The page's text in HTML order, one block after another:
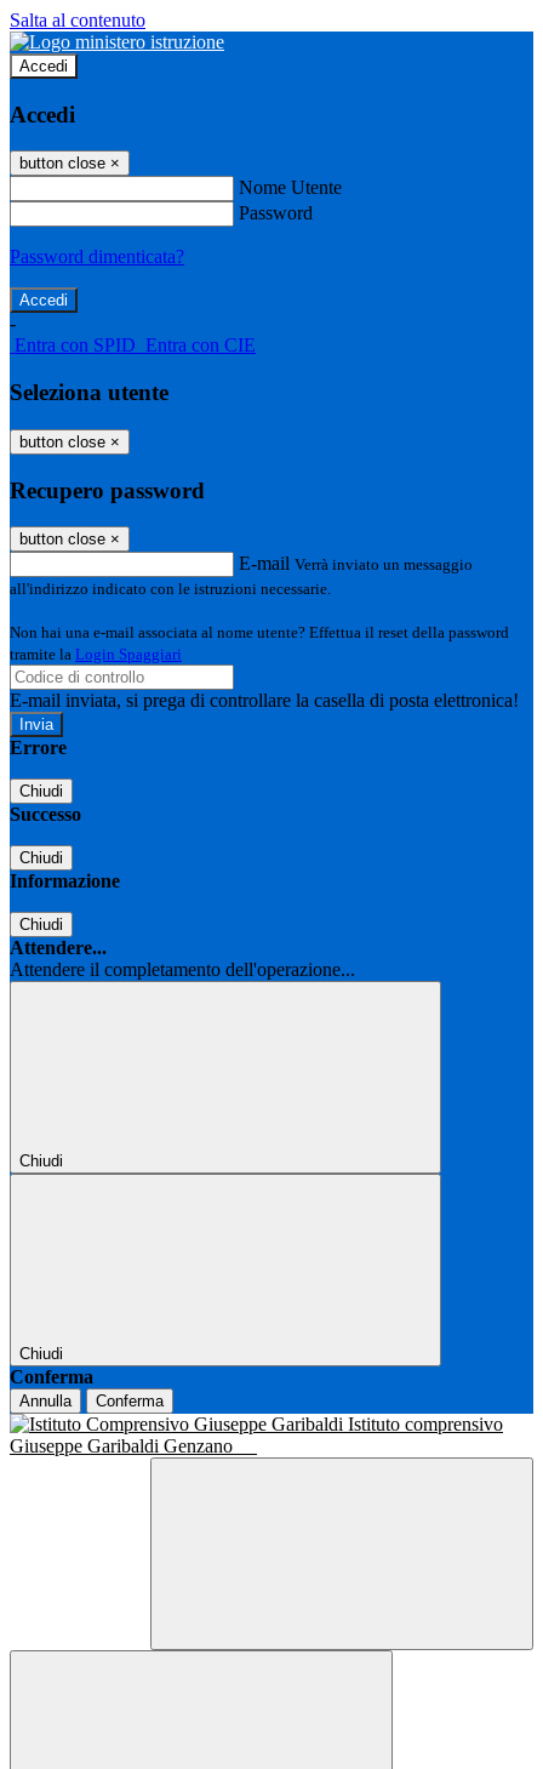
Salta al contenuto
Accedi
Accedi
button close ×
Nome Utente
Password
Password dimenticata?
-
Entra con SPID Entra con CIE
Seleziona utente
button close ×
Recupero password
button close ×
E-mail Verrà inviato un messaggio
all'indirizzo indicato con le istruzioni necessarie.
Non hai una e-mail associata al nome utente? Effettua il reset della password
tramite la Login Spaggiari
E-mail inviata, si prega di controllare la casella di posta elettronica!
Errore
Chiudi
Successo
Chiudi
Informazione
Chiudi
Attendere...
Attendere il completamento dell'operazione...
Chiudi
Chiudi
Conferma
Annulla Conferma
Istituto comprensivo
Giuseppe Garibaldi Genzano